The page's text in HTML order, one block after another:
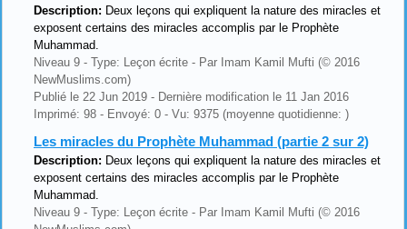
Description: Deux leçons qui expliquent la nature des miracles et
exposent certains des miracles accomplis par le Prophète
Muhammad.
Niveau 9 - Type: Leçon écrite - Par Imam Kamil Mufti (© 2016
NewMuslims.com)
Publié le 22 Jun 2019 - Dernière modification le 11 Jan 2016
Imprimé: 98 - Envoyé: 0 - Vu: 9375 (moyenne quotidienne: )
Les miracles du Prophète Muhammad (partie 2 sur 2)
Description: Deux leçons qui expliquent la nature des miracles et
exposent certains des miracles accomplis par le Prophète
Muhammad.
Niveau 9 - Type: Leçon écrite - Par Imam Kamil Mufti (© 2016